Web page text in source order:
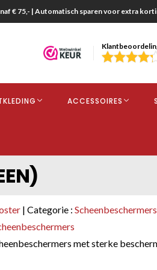
€ 75,- | Automatisch sparen voor extra
ACCESSOIRES
| Categorie :
met sterke